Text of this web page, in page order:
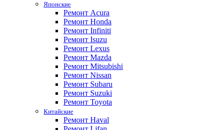
Японские
Ремонт Acura
Ремонт Honda
Ремонт Infiniti
Ремонт Isuzu
Ремонт Lexus
Ремонт Mazda
Ремонт Mitsubishi
Ремонт Nissan
Ремонт Subaru
Ремонт Suzuki
Ремонт Toyota
Китайские
Ремонт Haval